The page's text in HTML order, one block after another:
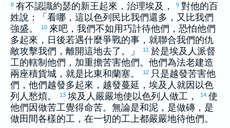
8 有不認識約瑟的新王起來，治理埃及 ， 9 對他的百
姓說：「看哪，這 以色列 民比我們還多，又比我們
強盛。
10 來吧，我們不如用巧計待他們，恐怕他們
多起來，日後若遇什麼爭戰的事，就聯合我們的仇
敵攻擊我們，離開這地去了。」
11 於是埃及 人派督
工的轄制他們，加重擔苦害他們。他們為法老建造
兩座積貨城，就是 比東和蘭塞。 12 只是越發苦害他
們，他們越發多起來，越發蔓延， 埃及 人就因 以色
列 人愁煩。 13 埃及 人嚴嚴地使 以色列 人做工， 14 使
他們因做苦工覺得命苦。無論是和泥，是做磚，是
做田間各樣的工，在一切的工上都嚴嚴地待他們。